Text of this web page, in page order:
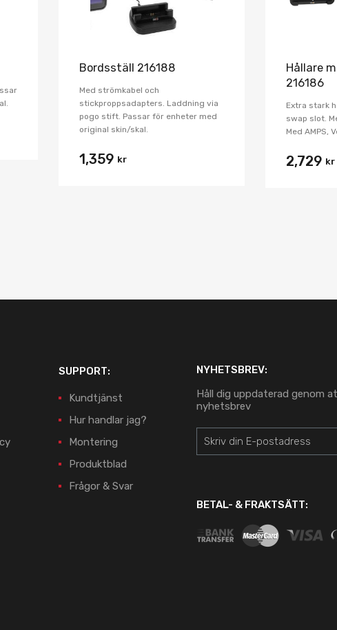
Bordsställ 216188
Med strömkabel och
stickproppsadapters. Laddning via
pogo stift. Passar för enheter med
original skin/skal.
1,359 kr
Hållare
216186
Extra stark
swap slot.
Med AMPS,
2,729 kr
SUPPORT:
Kundtjänst
Hur handlar jag?
Montering
Produktblad
Frågor & Svar
NYHETSBREV:
Håll dig uppdaterad genom
nyhetsbrev
BETAL- & FRAKTSÄTT: